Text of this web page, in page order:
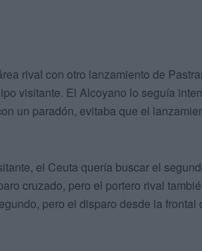
rival con otro lanzamiento de
visitante. El Alcoyano lo seguía
un paradón, evitaba que el
el Ceuta quería buscar el
cruzado, pero el portero rival
pero el disparo desde la frontal